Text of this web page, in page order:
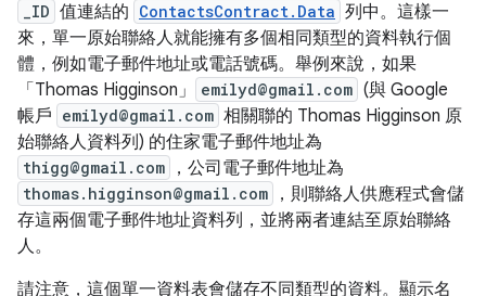
_ID 值連結的 ContactsContract.Data 列中。這樣一
來，單一原始聯絡人就能擁有多個相同類型的資料執行個
體，例如電子郵件地址或電話號碼。舉例來說，如果
「Thomas Higginson」
emilyd@gmail.com (與 Google
帳戶 emilyd@gmail.com 相關聯的 Thomas Higginson 原
始聯絡人資料列) 的住家電子郵件地址為
thigg@gmail.com ，公司電子郵件地址為
thomas.higginson@gmail.com
，則聯絡人供應程式會儲
存這兩個電子郵件地址資料列，並將兩者連結至原始聯絡
人。
請注意，這個單一資料表會儲存不同類型的資料。顯示名